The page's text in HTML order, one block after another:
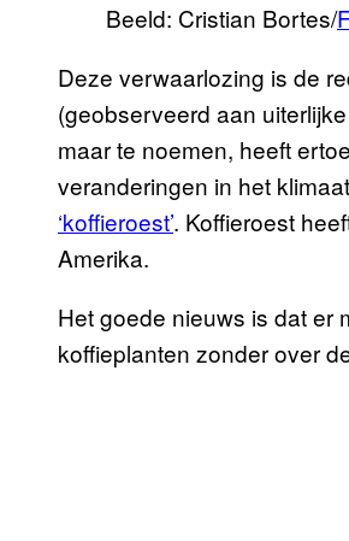
Beeld: Cristian Bortes/
Deze verwaarlozing is de
(geobserveerd aan
maar te noemen, heeft
veranderingen in het
‘koffieroest’. Koffieroest
Amerika.
Het goede nieuws is dat er
koffieplanten zonder over